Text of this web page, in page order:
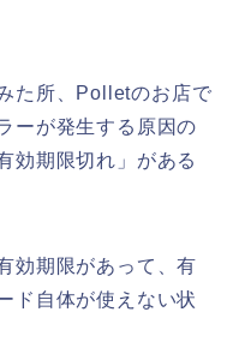
た所、Polletのお店で
ーが発生する原因の
効期限切れ」がある
効期限があって、有
ド自体が使えない状